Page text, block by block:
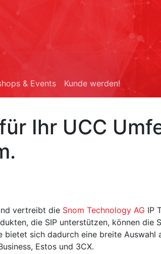
& Events Kunde werden!
Ihr UCC
vertreibt die Snom Technology AG IP
die SIP unterstützen, können die
bietet sich dadurch eine breite
Estos und 3CX.